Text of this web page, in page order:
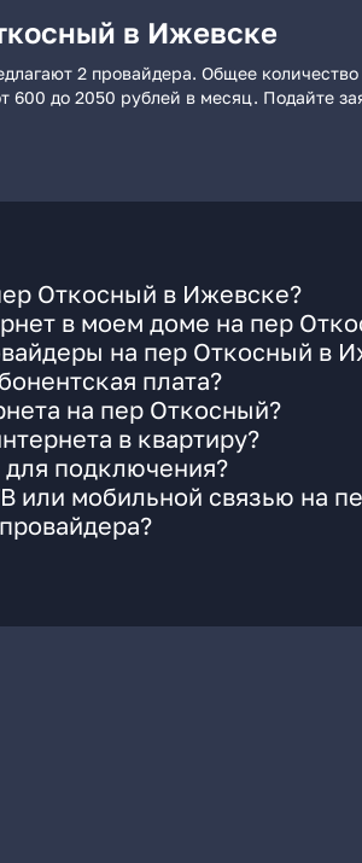
в Ижевске
2 провайдера. Общее
до 2050 рублей в месяц. Подайте
Откосный в Ижевске?
в моем доме на пер
на пер Откосный в
плата?
на пер Откосный?
в квартиру?
подключения?
или мобильной связью на